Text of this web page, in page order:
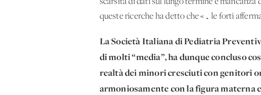
queste ricerche ha detto che «… le forti
La Società Italiana di Pediatria
di molti “media”, ha dunque concluso
realtà dei minori cresciuti con genitori
armoniosamente con la figura materna